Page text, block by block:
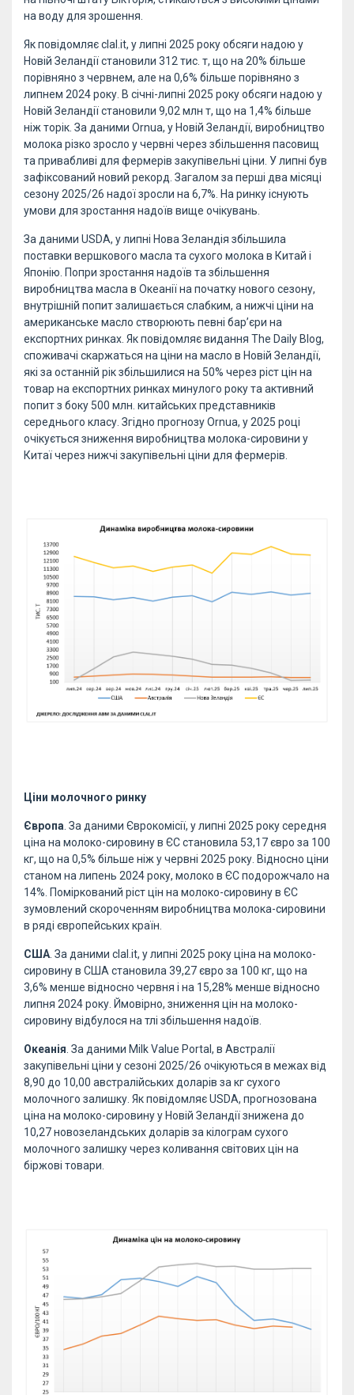
на воду для зрошення.
Як повідомляє clal.it, у липні 2025 року обсяги надою у
Новій Зеландії становили 312 тис. т, що на 20% більше
порівняно з червнем, але на 0,6% більше порівняно з
липнем 2024 року. В січні-липні 2025 року обсяги надою у
Новій Зеландії становили 9,02 млн т, що на 1,4% більше
ніж торік. За даними Ornua, у Новій Зеландії, виробництво
молока різко зросло у червні через збільшення пасовищ
та привабливі для фермерів закупівельні ціни. У липні був
зафіксований новий рекорд. Загалом за перші два місяці
сезону 2025/26 надої зросли на 6,7%. На ринку існують
умови для зростання надоїв вище очікувань.
За даними USDA, у липні Нова Зеландія збільшила
поставки вершкового масла та сухого молока в Китай і
Японію. Попри зростання надоїв та збільшення
виробництва масла в Океанії на початку нового сезону,
внутрішній попит залишається слабким, а нижчі ціни на
американське масло створюють певні бар’єри на
експортних ринках. Як повідомляє видання The Daily Blog,
споживачі скаржаться на ціни на масло в Новій Зеландії,
які за останній рік збільшилися на 50% через ріст цін на
товар на експортних ринках минулого року та активний
попит з боку 500 млн. китайських представників
середнього класу. Згідно прогнозу Ornua, у 2025 році
очікується зниження виробництва молока-сировини у
Китаї через нижчі закупівельні ціни для фермерів.
Ціни молочного ринку
Європа . За даними Єврокомісії, у липні 2025 року середня
ціна на молоко-сировину в ЄС становила 53,17 євро за 100
кг, що на 0,5% більше ніж у червні 2025 року. Відносно ціни
станом на липень 2024 року, молоко в ЄС подорожчало на
14%. Поміркований ріст цін на молоко-сировину в ЄС
зумовлений скороченням виробництва молока-сировини
в ряді європейських країн.
США . За даними clal.it, у липні 2025 року ціна на молоко-
сировину в США становила 39,27 євро за 100 кг, що на
3,6% менше відносно червня і на 15,28% менше відносно
липня 2024 року. Ймовірно, зниження цін на молоко-
сировину відбулося на тлі збільшення надоїв.
Океанія . За даними Milk Value Portal, в Австралії
закупівельні ціни у сезоні 2025/26 очікуються в межах від
8,90 до 10,00 австралійських доларів за кг сухого
молочного залишку. Як повідомляє USDA, прогнозована
ціна на молоко-сировину у Новій Зеландії знижена до
10,27 новозеландських доларів за кілограм сухого
молочного залишку через коливання світових цін на
біржові товари.